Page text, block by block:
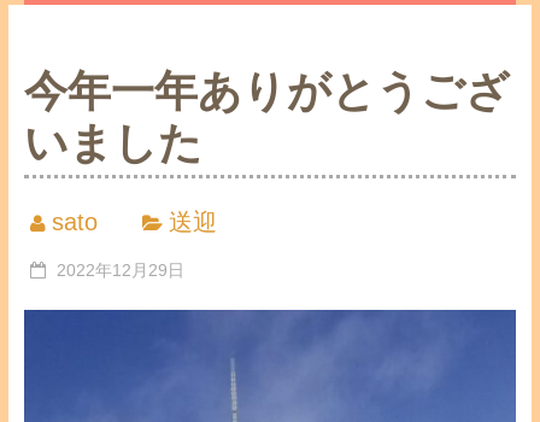
今年一年ありがとうござ
いました
sato 送迎
2022年12月29日